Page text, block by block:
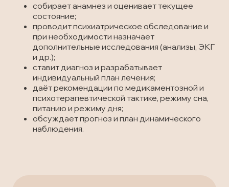
собирает анамнез и оценивает текущее
состояние;
проводит психиатрическое обследование и
при необходимости назначает
дополнительные исследования (анализы, ЭКГ
и др.);
ставит диагноз и разрабатывает
индивидуальный план лечения;
даёт рекомендации по медикаментозной и
психотерапевтической тактике, режиму сна,
питанию и режиму дня;
обсуждает прогноз и план динамического
наблюдения.